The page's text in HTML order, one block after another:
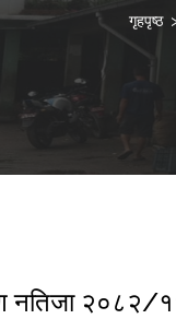
गृहपृष्ठ
नतिजा